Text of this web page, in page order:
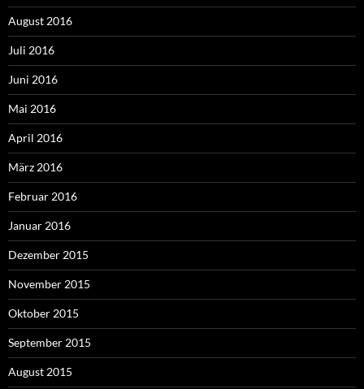
August 2016
Juli 2016
Juni 2016
Mai 2016
April 2016
März 2016
Februar 2016
Januar 2016
Dezember 2015
November 2015
Oktober 2015
September 2015
August 2015